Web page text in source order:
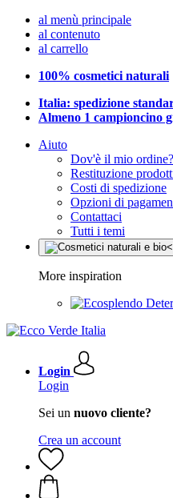
al menù principale
al contenuto
al carrello
100% cosmetici naturali
Italia: spedizione
Almeno 1 campioncino
Aiuto
Dov'è il mio ordine?
Restituzione
Costi di spedizione
Opzioni di
Contattaci
Tutti i temi
More inspiration
Login
Login
Sei un nuovo cliente?
Crea un account